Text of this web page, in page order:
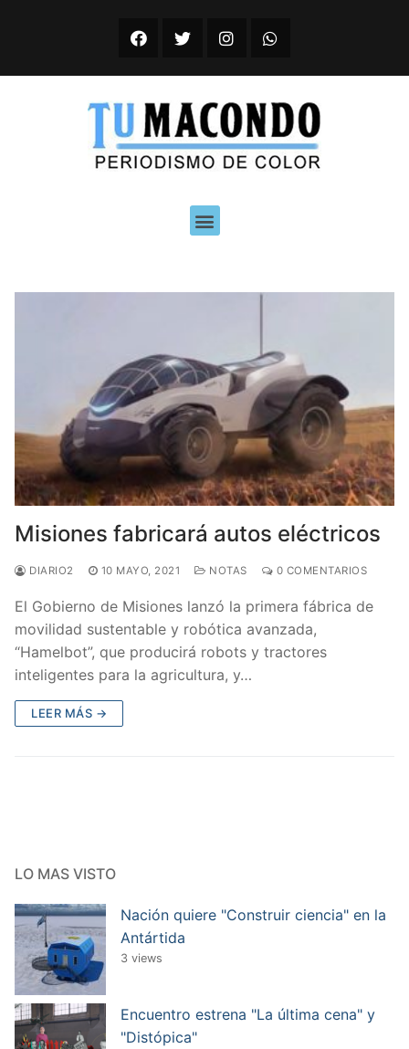
Misiones fabricará autos eléctricos
DIARIO2 10 MAYO, 2021 NOTAS 0 COMENTARIOS
El Gobierno de Misiones lanzó la primera fábrica de
movilidad sustentable y robótica avanzada,
“Hamelbot”, que producirá robots y tractores
inteligentes para la agricultura, y…
LEER MÁS →
LO MAS VISTO
Nación quiere "Construir ciencia" en la
Antártida
3 views
Encuentro estrena "La última cena" y
"Distópica"